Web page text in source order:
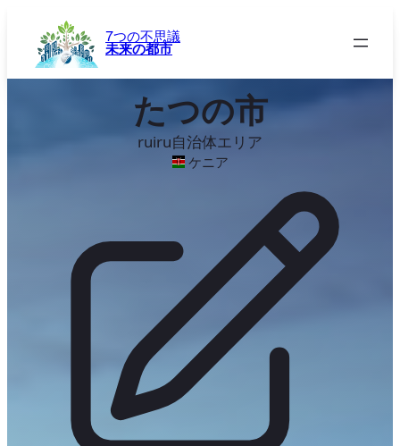
7つの不思議
未来の都市
たつの市
ruiru自治体エリア
ケニア